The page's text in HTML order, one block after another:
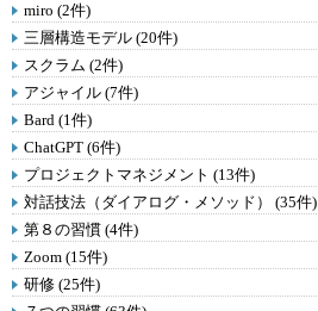
miro (2件)
三層構造モデル (20件)
スクラム (2件)
アジャイル (7件)
Bard (1件)
ChatGPT (6件)
プロジェクトマネジメント (13件)
対話技法（ダイアログ・メソッド） (35件)
第８の習慣 (4件)
Zoom (15件)
研修 (25件)